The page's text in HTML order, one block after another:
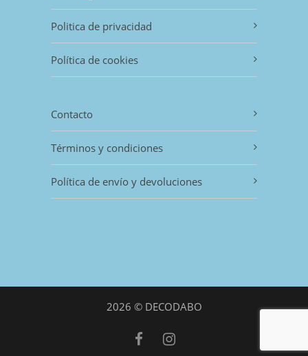
Politica de privacidad
Política de cookies
Contacto
Términos y condiciones
Política de envío y devoluciones
2026 © DECODABO